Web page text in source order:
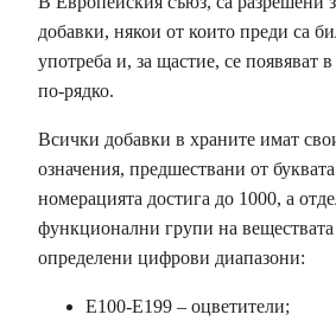
добавки, някои от които преди са
употреба и, за щастие, се появяват
по-рядко.
Всички добавки в храните имат
означения, предшествани от
номерацията достига до 1000, а
функционални групи на веществата
определени цифрови диапазони:
E100-E199 – оцветители;